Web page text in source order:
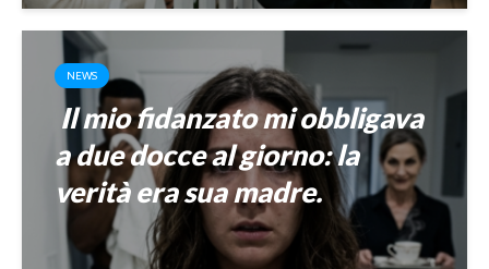
NEWS
Il mio fidanzato mi obbligava
a due docce al giorno: la
verità era sua madre.